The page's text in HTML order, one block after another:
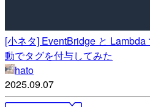
[小ネタ] EventBridge と
動でタグを付与してみた
hato
2025.09.07